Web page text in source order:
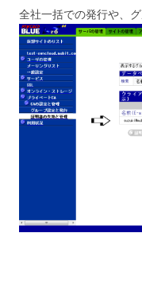
全社一括での発行や、